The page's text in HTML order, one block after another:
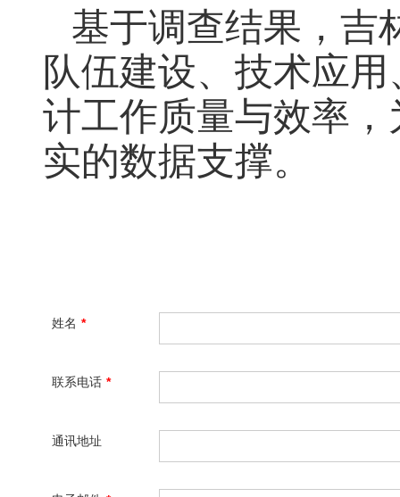
基于调查结果，吉
队伍建设、技术应
计工作质量与效率
实的数据支撑。